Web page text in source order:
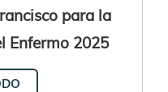
para la
Enfermo 2025